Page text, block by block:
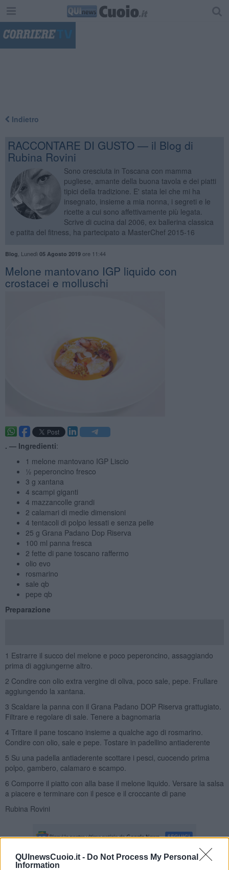
QUInewsCuoio.it - Do Not Process My Personal
Information
Indietro
RACCONTARE DI GUSTO — il Blog di
Rubina Rovini
Sono cresciuta in Toscana con mamma
pugliese, amante della buona tavola e dei piatti
tipici della tradizione. E' stata lei che mi ha
insegnato, insieme a mia nonna, i segreti e le
ricette a cui sono affettivamente più legata.
Scrive di cucina dal 2006, ex ballerina classica
e patita del fitness, ha partecipato a MasterChef 2015-16
Blog Lunedì 05 Agosto 2019ore 11:44
Melone mantovano IGP liquido con
crostacei e molluschi
. — Ingredienti:
1 melone mantovano IGP Liscio
½ peperoncino fresco
3 g xantana
4 scampi giganti
4 mazzancolle grandi
2 calamari di medie dimensioni
4 tentacoli di polpo lessati e senza pelle
25 g Grana Padano Dop Riserva
100 ml panna fresca
2 fette di pane toscano raffermo
olio evo
rosmarino
sale qb
pepe qb
Preparazione
1 Estrarre il succo del melone e poco peperoncino, assaggiando
prima di aggiungerne altro.
2 Condire con olio extra vergine di oliva, poco sale, pepe. Frullare
aggiungendo la xantana.
3 Scaldare la panna con il Grana Padano DOP Riserva grattugiato.
Filtrare e regolare di sale. Tenere a bagnomaria
4 Tritare il pane toscano insieme a qualche ago di rosmarino.
Condire con olio, sale e pepe. Tostare in padellino antiaderente
5 Su una padella antiaderente scottare i pesci, cuocendo prima
polpo, gambero, calamaro e scampo.
6 Comporre il piatto con alla base il melone liquido. Versare la salsa
a piacere e terminare con il pesce e il croccante di pane
Rubina Rovini